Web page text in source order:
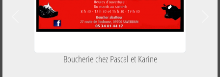
Boucherie chez Pascal et Karine
Précedent